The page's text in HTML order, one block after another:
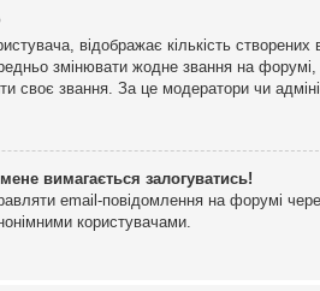
відображає кількість
змінювати жодне звання на
своє звання. За це модератори чи
вимагається залогуватись!
email-повідомлення на форумі
користувачами.